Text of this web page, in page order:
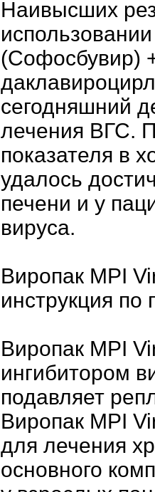
Наивысших
(Софосбувир)
сегодняшний
лечения ВГС.
показателя в
удалось
печени и у
вируса.
Виропак MPI
инструкция
Виропак MPI
ингибитором
подавляет
Виропак MPI
для лечения
основного